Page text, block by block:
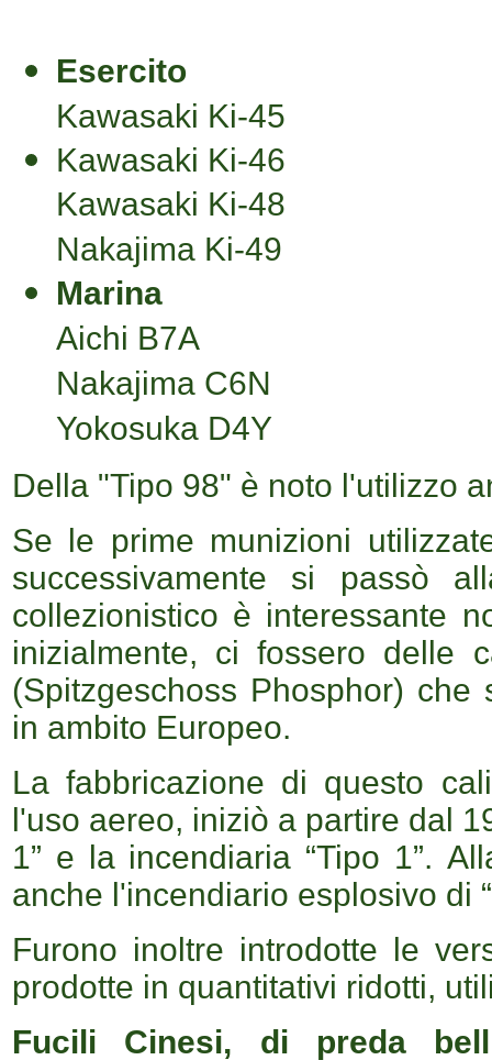
Esercito
Kawasaki Ki-45
Kawasaki Ki-46
Kawasaki Ki-48
Nakajima Ki-49
Marina
Aichi B7A
Nakajima C6N
Yokosuka D4Y
Della "Tipo 98" è noto l'utilizzo
Se le prime munizioni
successivamente si passò
collezionistico è interessante
inizialmente, ci fossero delle
(Spitzgeschoss Phosphor)
in ambito Europeo.
La fabbricazione di questo
l'uso aereo, iniziò a partire dal
1” e la incendiaria “Tipo 1”.
anche l'incendiario esplosivo di
Furono inoltre introdotte le
prodotte in quantitativi ridotti,
Fucili Cinesi, di preda